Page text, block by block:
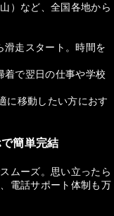
）など、全国各地から
滑走スタート。時間を
着で翌日の仕事や学校
に移動したい方におす
簡単完結
ムーズ。思い立ったら
電話サポート体制も万